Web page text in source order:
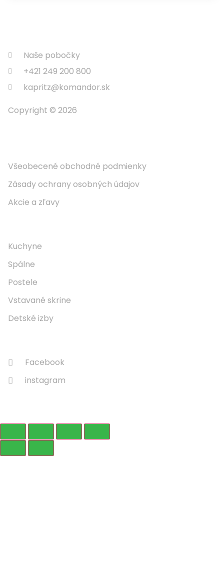
Naše pobočky
+421 249 200 800
kapritz@komandor.sk
Copyright © 2026
Všeobecené obchodné podmienky
Zásady ochrany osobných údajov
Akcie a zľavy
Kuchyne
Spálne
Postele
Vstavané skrine
Detské izby
Facebook
instagram